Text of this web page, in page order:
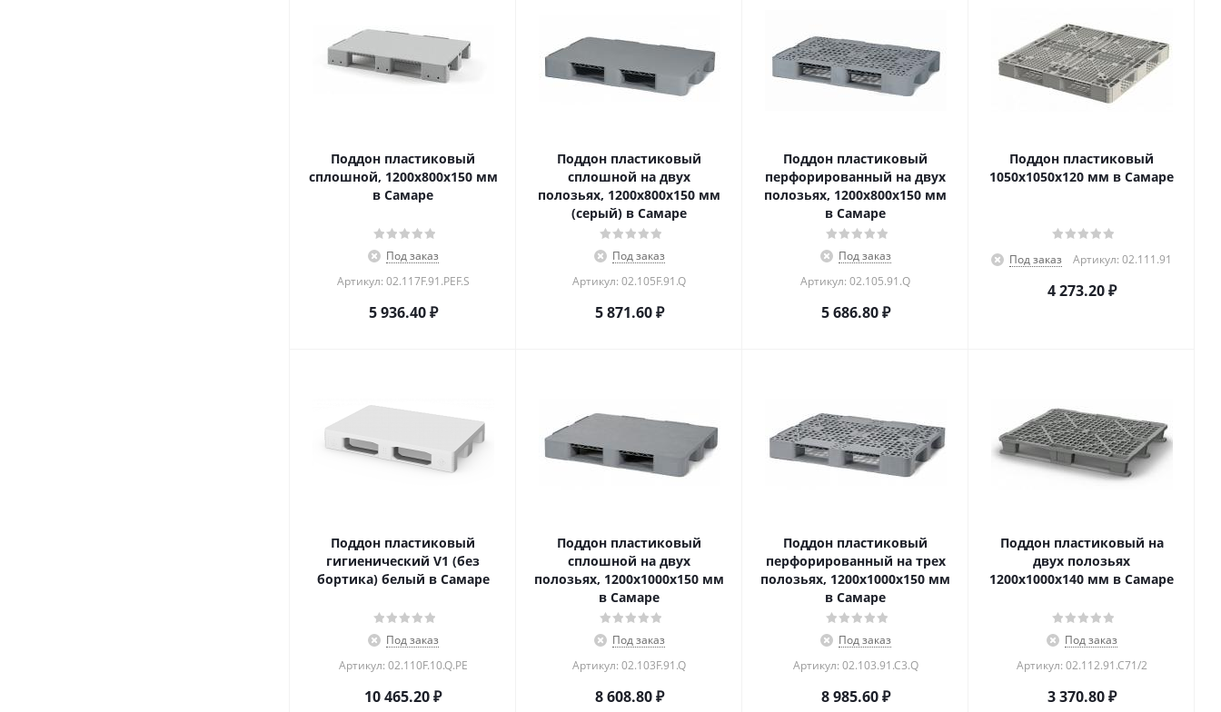
Поддон пластиковый
сплошной, 1200х800х150 мм
в Самаре
Под заказ
Артикул: 02.117F.91.PEF.S
5 936.40₽
Поддон пластиковый
сплошной на двух
полозьях, 1200x800x150 мм
(серый) в Самаре
Под заказ
Артикул: 02.105F.91.Q
5 871.60₽
Поддон пластиковый
перфорированный на двух
полозьях, 1200x800x150 мм
в Самаре
Под заказ
Артикул: 02.105.91.Q
5 686.80₽
Поддон пластиковый
1050x1050x120 мм в Самаре
Под заказ Артикул: 02.111.91
4 273.20₽
Поддон пластиковый
гигиенический V1 (без
бортика) белый в Самаре
Под заказ
Артикул: 02.110F.10.Q.PE
10 465.20₽
Поддон пластиковый
сплошной на двух
полозьях, 1200x1000x150 мм
в Самаре
Под заказ
Артикул: 02.103F.91.Q
8 608.80₽
Поддон пластиковый
перфорированный на трех
полозьях, 1200x1000x150 мм
в Самаре
Под заказ
Артикул: 02.103.91.С3.Q
8 985.60₽
Поддон пластиковый на
двух полозьях
1200x1000x140 мм в Самаре
Под заказ
Артикул: 02.112.91.С71/2
3 370.80₽